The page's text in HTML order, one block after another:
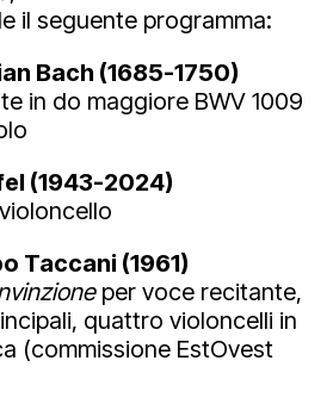
il seguente programma:
Bach (1685-1750)
in do maggiore BWV 1009
(1943-2024)
Taccani (1961)
per voce recitante,
quattro violoncelli in
(commissione EstOvest